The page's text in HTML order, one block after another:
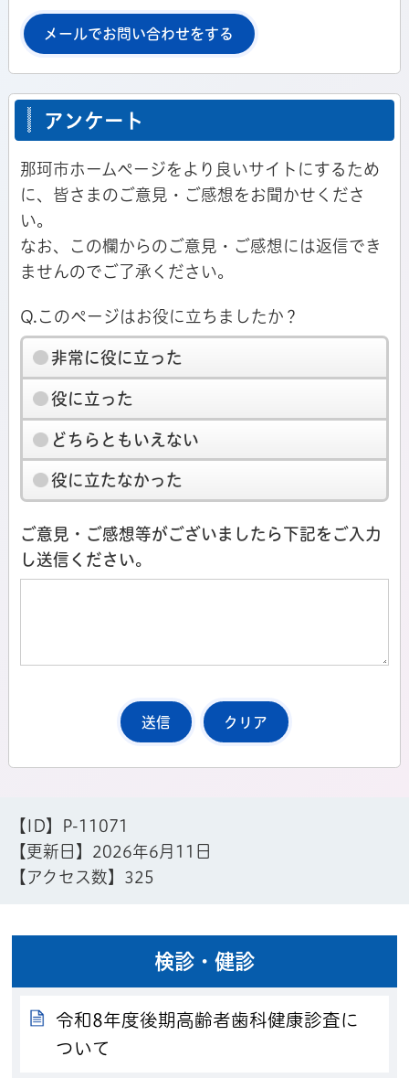
メールでお問い合わせをする
アンケート
那珂市ホームページをより良いサイトにするため
に、皆さまのご意見・ご感想をお聞かせくださ
い。
なお、この欄からのご意見・ご感想には返信でき
ませんのでご了承ください。
Q.このページはお役に立ちましたか？
非常に役に立った
役に立った
どちらともいえない
役に立たなかった
ご意見・ご感想等がございましたら下記をご入力
し送信ください。
【ID】
P-11071
【更新日】 2026年6月11日
【アクセス数】 325
検診・健診
令和8年度後期高齢者歯科健康診査に
ついて